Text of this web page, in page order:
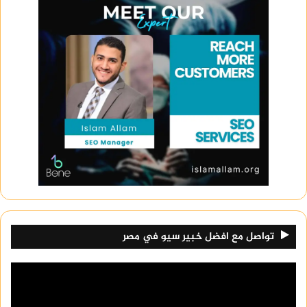
يبحث الطلاب الحاصلين على شهادة الثانوية العامة عن
كليات تتمتع بمصاريف منخفضة وتتميز بجودة ومنهج
علمي متطور من الناحية الأكاديمية.
تتفاوت مصاريف الكليات في مصر، فمصاريف كلية الطب
البشري تصل إلى 105 ألف جنيه، ومصاريف طب الأسنان
ألف جنيه، ومصاريف كلية الفنون تبلغ 9 ألف جنيه،
ومصاريف كلية التمريض تصل إلى 31 ألف جنيه،
ومصاريف الطب البيطري تبلغ 60 ألف جنيه، ومصاريف
الإنتاج الإعلامي تصل إلى 50 ألف جنيه، ومصاريف
الزراعة الصحراوية تبلغ 43 ألف جنيه، ومصاريف مجال
تواصل مع افضل خبير سيو في مصر